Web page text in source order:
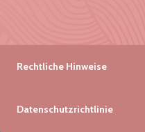
Rechtliche Hinweise
Datenschutzrichtlinie